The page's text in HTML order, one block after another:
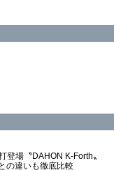
登場〝DAHON K-Forth〟
の違いも徹底比較